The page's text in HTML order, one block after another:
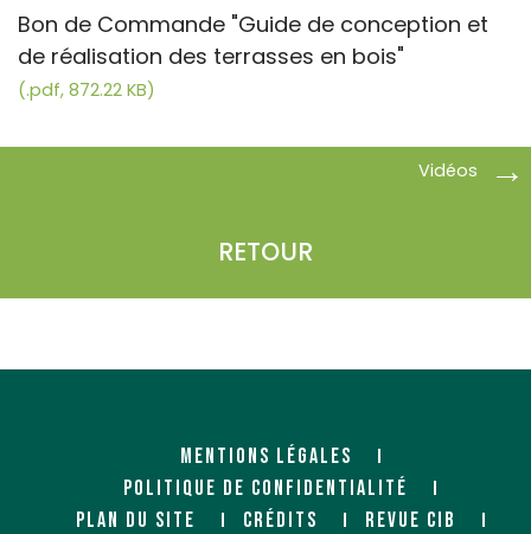
Bon de Commande "Guide de conception et
de réalisation des terrasses en bois"
(.pdf, 872.22 KB)
RETOUR
Vidéos
MENTIONS LÉGALES
POLITIQUE DE CONFIDENTIALITÉ
PLAN DU SITE
CRÉDITS
REVUE CIB